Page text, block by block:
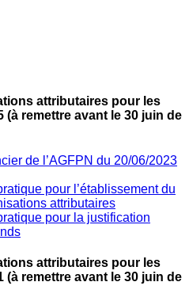
attributaires pour les
(à remettre avant le 30 juin de
de l’AGFPN du 20/06/2023
pour l’établissement du
attributaires
pour la justification
attributaires pour les
(à remettre avant le 30 juin de